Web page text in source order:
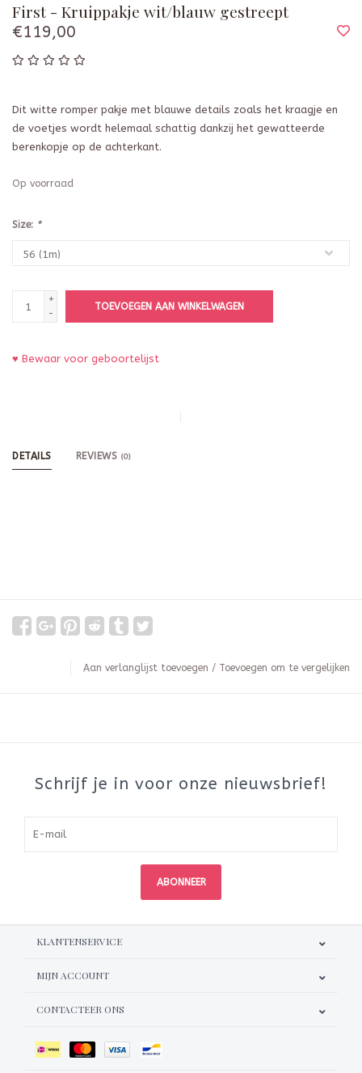
First - Kruippakje wit/blauw gestreept
€119,00
Dit witte romper pakje met blauwe details zoals het kraagje en
de voetjes wordt helemaal schattig dankzij het gewatteerde
berenkopje op de achterkant.
Op voorraad
Size: *
+
-
TOEVOEGEN AAN WINKELWAGEN
♥ Bewaar voor geboortelijst
DETAILS REVIEWS (0)
Aan verlanglijst toevoegen / Toevoegen om te vergelijken
Schrijf je in voor onze nieuwsbrief!
ABONNEER
KLANTENSERVICE
MIJN ACCOUNT
CONTACTEER ONS